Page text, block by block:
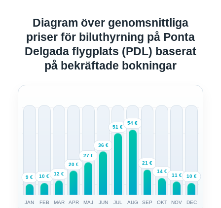
Diagram över genomsnittliga
priser för biluthyrning på Ponta
Delgada flygplats (PDL) baserat
på bekräftade bokningar
9 €
JAN
10 €
FEB
12 €
MAR
20 €
APR
27 €
MAJ
36 €
JUN
51 €
JUL
54 €
AUG
21 €
SEP
14 €
OKT
11 €
NOV
10 €
DEC